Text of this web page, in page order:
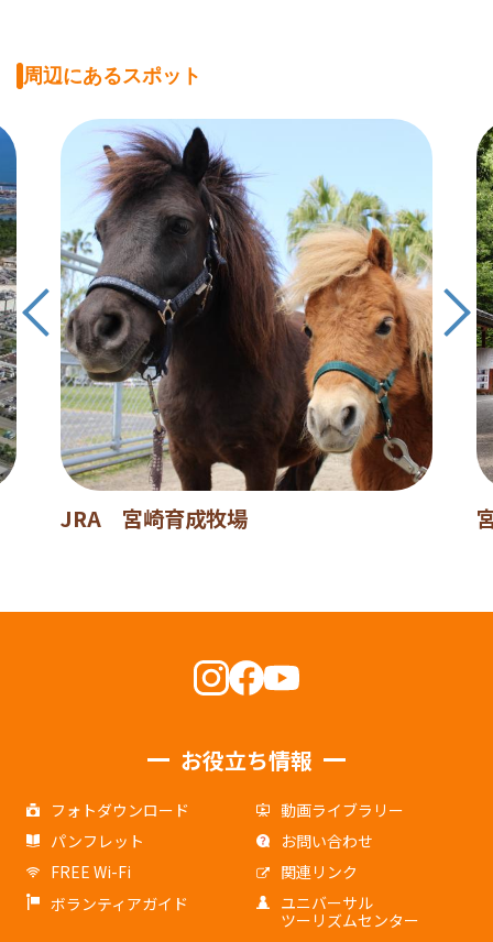
周辺にあるスポット
JRA 宮崎育成牧場
お役立ち情報
フォトダウンロード
動画ライブラリー
パンフレット
お問い合わせ
FREE Wi-Fi
関連リンク
ボランティアガイド
ユニバーサル
ツーリズムセンター